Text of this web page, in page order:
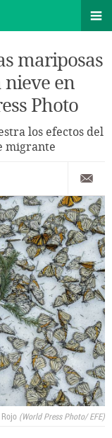
mariposas
nieve en
Photo
los efectos del
migrante
World Press Photo/ EFE